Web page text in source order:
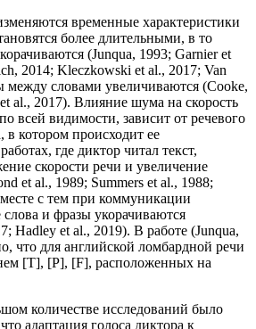
временные характеристики
более длительными, в то
(Junqua, 1993; Garnier et
2014; Kleczkowski et al., 2017; Van
между словами увеличиваются (Cooke,
al., 2017). Влияние шума на скорость
всей видимости, зависит от речевого
в котором происходит ее
где диктор читал текст,
скорости речи и увеличение
et al., 1989; Summers et al., 1988;
с тем при коммуникации
и фразы укорачиваются
Hadley et al., 2019). В работе (Junqua,
что для английской ломбардной речи
[T], [P], [F], расположенных на
количестве исследований было
адаптация голоса диктора к